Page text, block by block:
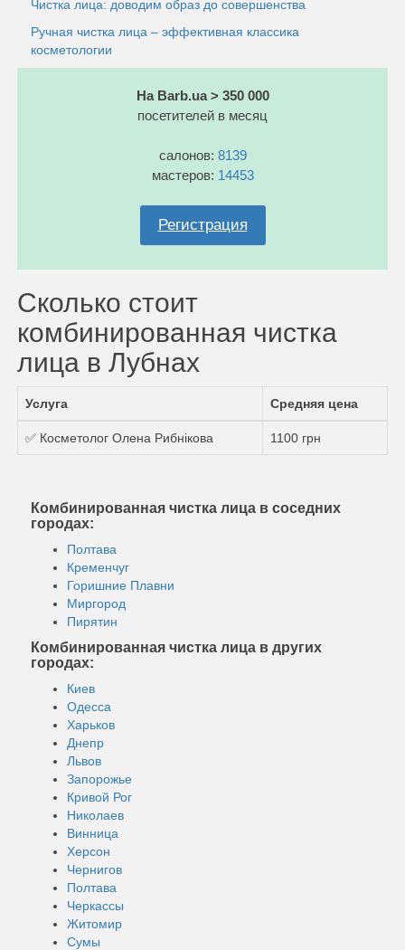
Чистка лица: доводим образ до совершенства
Ручная чистка лица – эффективная классика
косметологии
На Barb.ua > 350 000
посетителей в месяц
салонов: 8139
мастеров: 14453
Регистрация
Сколько стоит
комбинированная чистка
лица в Лубнах
Услуга Средняя цена
✅ Косметолог Олена Рибнікова 1100 грн
Комбинированная чистка лица в соседних
городах:
Полтава
Кременчуг
Горишние Плавни
Миргород
Пирятин
Комбинированная чистка лица в других
городах:
Киев
Одесса
Харьков
Днепр
Львов
Запорожье
Кривой Рог
Николаев
Винница
Херсон
Чернигов
Полтава
Черкассы
Житомир
Сумы